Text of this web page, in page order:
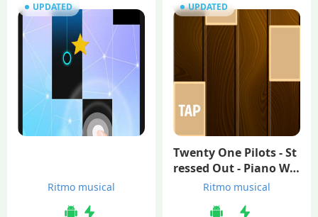
UPDATED
Ritmo musical
UPDATED
Twenty One Pilots - St
ressed Out - Piano Wo
Ritmo musical